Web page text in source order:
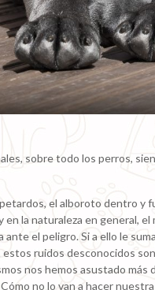
sobre todo los perros,
el alboroto dentro y
en la naturaleza en general, el
ante el peligro. Si a ello le
ruidos desconocidos
nos hemos asustado
no lo van a hacer